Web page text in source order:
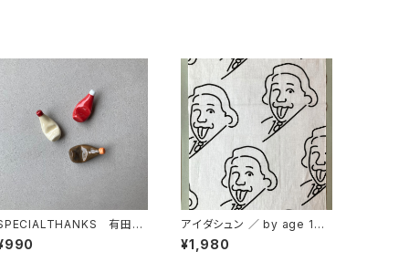
有田
箸置き 調味料
アイダシュン ／ by age 18
オリジナル手ぬぐい
¥1,980